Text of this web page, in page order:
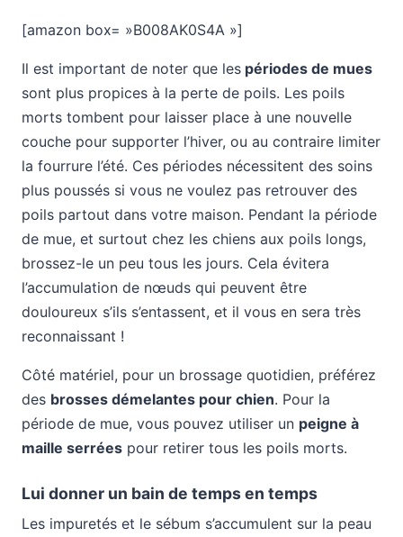
[amazon box= »B008AK0S4A »]
Il est important de noter que les périodes de mues
sont plus propices à la perte de poils. Les poils
morts tombent pour laisser place à une nouvelle
couche pour supporter l’hiver, ou au contraire limiter
la fourrure l’été. Ces périodes nécessitent des soins
plus poussés si vous ne voulez pas retrouver des
poils partout dans votre maison. Pendant la période
de mue, et surtout chez les chiens aux poils longs,
brossez-le un peu tous les jours. Cela évitera
l’accumulation de nœuds qui peuvent être
douloureux s’ils s’entassent, et il vous en sera très
reconnaissant !
Côté matériel, pour un brossage quotidien, préférez
des brosses démelantes pour chien. Pour la
période de mue, vous pouvez utiliser un peigne à
maille serrées pour retirer tous les poils morts.
Lui donner un bain de temps en temps
Les impuretés et le sébum s’accumulent sur la peau